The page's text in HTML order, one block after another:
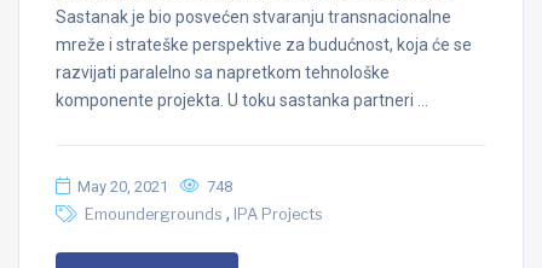
Sastanak je bio posvećen stvaranju transnacionalne
mreže i strateške perspektive za budućnost, koja će se
razvijati paralelno sa napretkom tehnološke
komponente projekta. U toku sastanka partneri …
May 20, 2021
748
Emoundergrounds , IPA Projects